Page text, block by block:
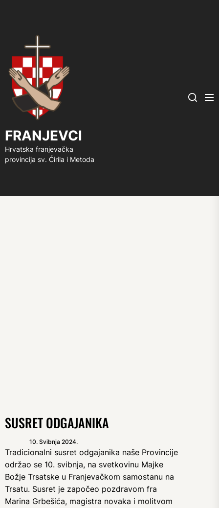
FRANJEVCI
Hrvatska franjevačka
provincija sv. Ćirila i Metoda
Search
SUSRET ODGAJANIKA
10. Svibnja 2024.
Tradicionalni susret odgajanika naše Provincije
održao se 10. svibnja, na svetkovinu Majke
Božje Trsatske u Franjevačkom samostanu na
Trsatu. Susret je započeo pozdravom fra
Marina Grbešića, magistra novaka i molitvom